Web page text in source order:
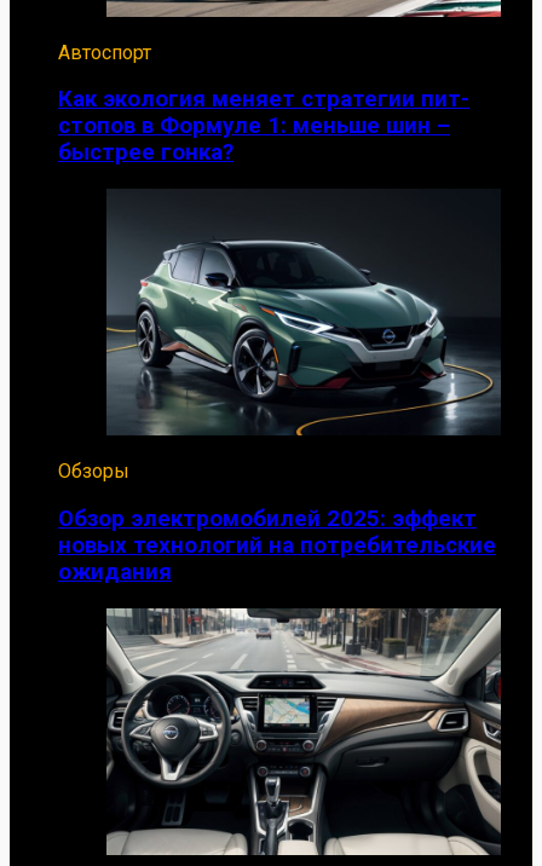
Автоспорт
Как экология меняет стратегии пит-
стопов в Формуле 1: меньше шин –
быстрее гонка?
Обзоры
Обзор электромобилей 2025: эффект
новых технологий на потребительские
ожидания